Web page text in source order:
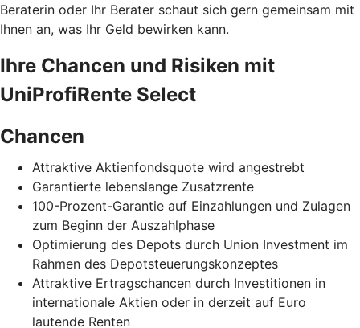
Beraterin oder Ihr Berater schaut sich gern gemeinsam mit
Ihnen an, was Ihr Geld bewirken kann.
Ihre Chancen und Risiken mit
UniProfiRente Select
Chancen
Attraktive Aktienfondsquote wird angestrebt
Garantierte lebenslange Zusatzrente
100-Prozent-Garantie auf Einzahlungen und Zulagen
zum Beginn der Auszahlphase
Optimierung des Depots durch Union Investment im
Rahmen des Depotsteuerungskonzeptes
Attraktive Ertragschancen durch Investitionen in
internationale Aktien oder in derzeit auf Euro
lautende Renten